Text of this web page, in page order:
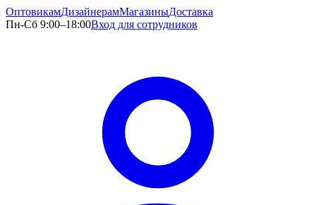
ОптовикамДизайнерамМагазиныДоставка
Пн-Сб 9:00–18:00Вход для сотрудников